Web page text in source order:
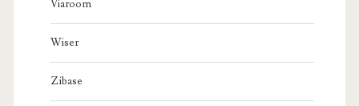
Viaroom
Wiser
Zibase